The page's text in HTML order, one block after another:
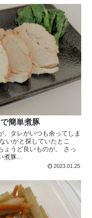
簡単煮豚
、タレがいつも余ってしま
いかと探していたとこ
ょうど良いものが。 さっ
煮豚...
2023.01.25